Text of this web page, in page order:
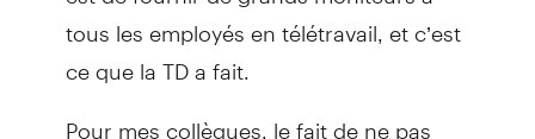
tous les employés en télétravail, et c’est
ce que la TD a fait.
Pour mes collègues, le fait de ne pas